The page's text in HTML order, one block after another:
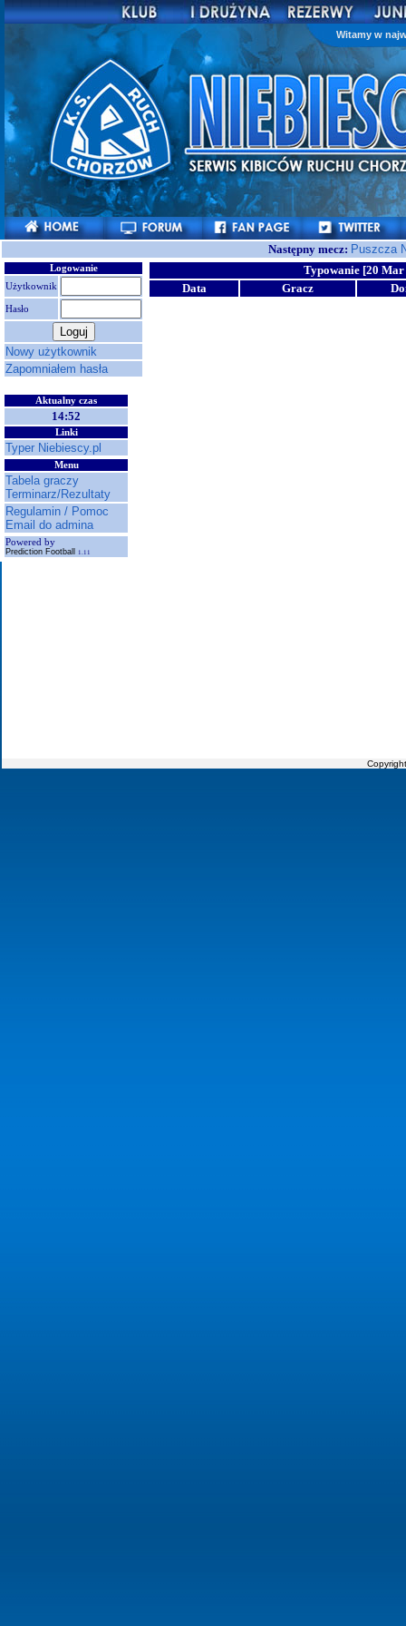
Witamy w
Następny mecz: Puszcza
Logowanie
Użytkownik
Hasło
Nowy użytkownik
Zapomniałem hasła
Aktualny czas
14:52
Linki
Typer Niebiescy.pl
Menu
Tabela graczy
Terminarz/Rezultaty
Regulamin / Pomoc
Email do admina
Powered by
Prediction Football 1.11
Typowanie [20 Mar
Data
Gracz